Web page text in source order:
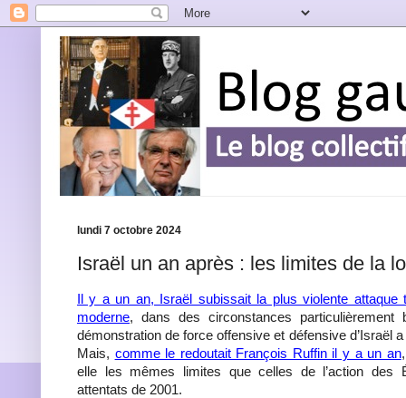
lundi 7 octobre 2024
Israël un an après : les limites de la
Il y a un an, Israël subissait la plus violente attaque
moderne, dans des circonstances particulièrement
démonstration de force offensive et défensive d’Israël
Mais, comme le redoutait François Ruffin il y a un an
elle les mêmes limites que celles de l’action des
attentats de 2001.